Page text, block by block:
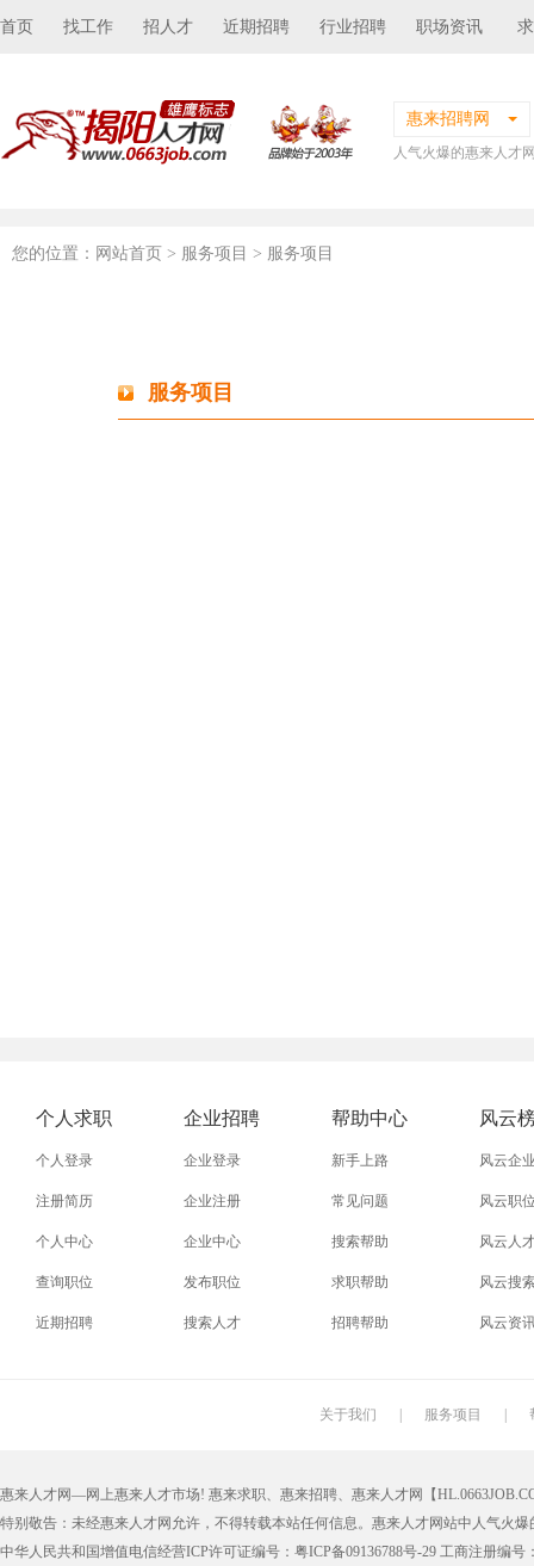
首页 找工作 招人才 近期招聘 行业招聘 职场资讯
惠来招聘网
人气火爆的惠来人才
您的位置： 网站首页 > 服务项目 > 服务项目
服务项目
个人求职
个人登录
注册简历
个人中心
查询职位
近期招聘
企业招聘
企业登录
企业注册
企业中心
发布职位
搜索人才
帮助中心
新手上路
常见问题
搜索帮助
求职帮助
招聘帮助
风云
风云企
风云职
风云人
风云搜
风云资
关于我们 服务项目
惠来人才网—网上惠来人才市场! 惠来求职、惠来招聘、惠来人才网【
特别敬告：未经惠来人才网允许，不得转载本站任何信息。惠来人才网站中人气火
中华人民共和国增值电信经营ICP许可证编号：粤ICP备09136788号-29 工商注册编号